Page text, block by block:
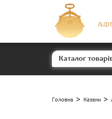
Каталог
Головна > Казани >